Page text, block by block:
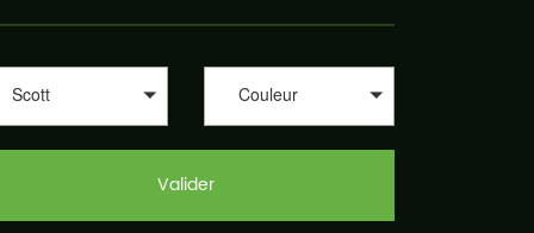
Scott Couleur
Valider